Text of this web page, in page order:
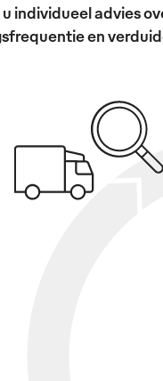
individueel advies
en